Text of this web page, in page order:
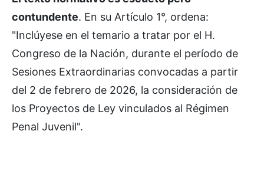
contundente. En su Artículo 1°, ordena:
"Inclúyese en el temario a tratar por el H.
Congreso de la Nación, durante el período de
Sesiones Extraordinarias convocadas a partir
del 2 de febrero de 2026, la consideración de
los Proyectos de Ley vinculados al Régimen
Penal Juvenil".